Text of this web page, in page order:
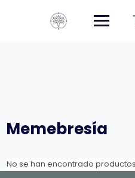
Memebresía
No se han encontrado